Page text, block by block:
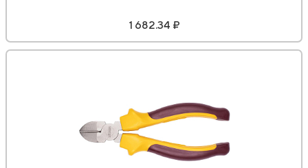
1 682.34 ₽